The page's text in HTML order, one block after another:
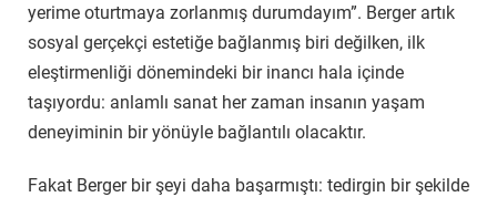
yerime oturtmaya zorlanmış durumdayım”. Berger artık
sosyal gerçekçi estetiğe bağlanmış biri değilken, ilk
eleştirmenliği dönemindeki bir inancı hala içinde
taşıyordu: anlamlı sanat her zaman insanın yaşam
deneyiminin bir yönüyle bağlantılı olacaktır.
Fakat Berger bir şeyi daha başarmıştı: tedirgin bir şekilde